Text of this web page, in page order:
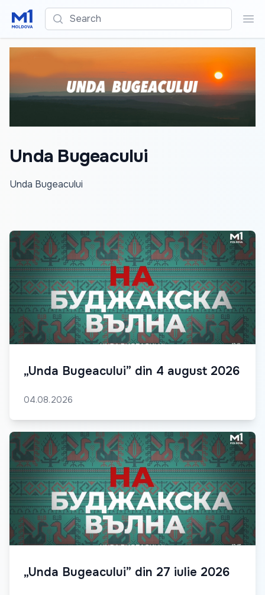
Search
Unda Bugeacului
Unda Bugeacului
„Unda Bugeacului” din 4 august 2026
04.08.2026
„Unda Bugeacului” din 27 iulie 2026